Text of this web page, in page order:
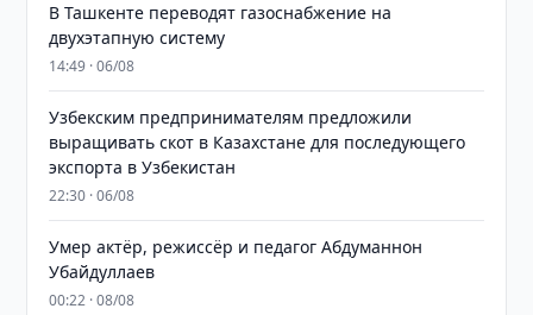
В Ташкенте переводят газоснабжение на
двухэтапную систему
14:49 · 06/08
Узбекским предпринимателям предложили
выращивать скот в Казахстане для последующего
экспорта в Узбекистан
22:30 · 06/08
Умер актёр, режиссёр и педагог Абдуманнон
Убайдуллаев
00:22 · 08/08